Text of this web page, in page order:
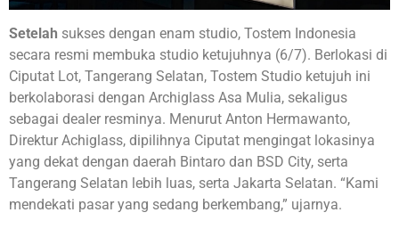
Setelah sukses dengan enam studio, Tostem Indonesia
secara resmi membuka studio ketujuhnya (6/7). Berlokasi di
Ciputat Lot, Tangerang Selatan, Tostem Studio ketujuh ini
berkolaborasi dengan Archiglass Asa Mulia, sekaligus
sebagai dealer resminya. Menurut Anton Hermawanto,
Direktur Achiglass, dipilihnya Ciputat mengingat lokasinya
yang dekat dengan daerah Bintaro dan BSD City, serta
Tangerang Selatan lebih luas, serta Jakarta Selatan. “Kami
mendekati pasar yang sedang berkembang,” ujarnya.